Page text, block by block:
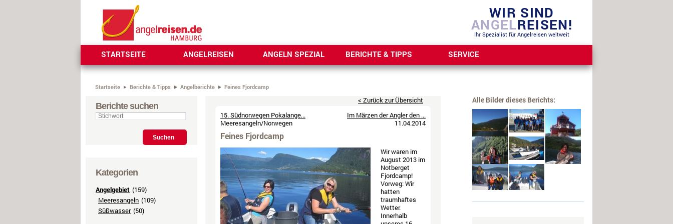
WIR SIND
ANGELREISEN!
Ihr Spezialist für Angelreisen weltweit
STARTSEITE ANGELREISEN ANGELN SPEZIAL BERICHTE & TIPPS SERVICE
Startseite Berichte & Tipps Angelberichte Feines Fjordcamp
Berichte suchen
Suchen
Kategorien
Angelgebiet (159)
Meeresangeln (109)
Süßwasser (50)
15. Südnorwegen Pokalange...
< Zurück zur Übersicht
Im Märzen der Angler den ...
Meeresangeln/Norwegen 11.04.2014
Feines Fjordcamp
Wir waren im
August 2013 im
Notberget
Fjordcamp!
Vorweg: Wir
hatten
traumhaftes
Wetter.
Innerhalb
Alle Bilder dieses Berichts: